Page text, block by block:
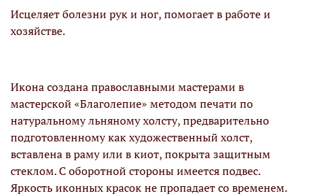
Исцеляет болезни рук и ног, помогает в работе и
хозяйстве.
Икона создана православными мастерами в
мастерской «Благолепие» методом печати по
натуральному льняному холсту, предварительно
подготовленному как художественный холст,
вставлена в раму или в киот, покрыта защитным
стеклом. С оборотной стороны имеется подвес.
Яркость иконных красок не пропадает со временем.